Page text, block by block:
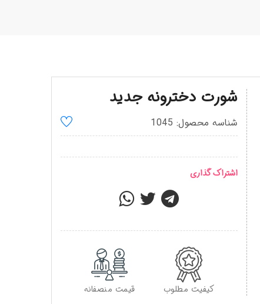
شورت دخترونه جدید
شناسه محصول: 1045
اشتراک گذاری
قیمت منصفانه کیفیت مطلوب